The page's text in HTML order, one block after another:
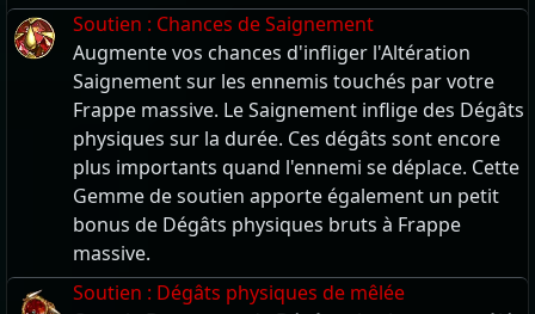
Soutien : Chances de Saignement
Augmente vos chances d'infliger l'Altération
Saignement sur les ennemis touchés par votre
Frappe massive. Le Saignement inflige des Dégâts
physiques sur la durée. Ces dégâts sont encore
plus importants quand l'ennemi se déplace. Cette
Gemme de soutien apporte également un petit
bonus de Dégâts physiques bruts à Frappe
massive.
Soutien : Dégâts physiques de mêlée